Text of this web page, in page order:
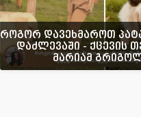
როგორ დავეხმაროთ
დაძლევაში - ქცევის
მარიამ